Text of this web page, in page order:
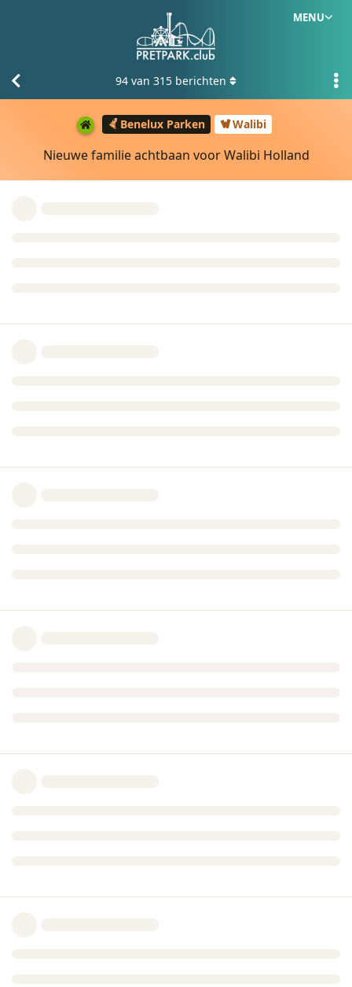
MENU
Benelux Parken Walibi
Nieuwe familie achtbaan voor Walibi Holland
94 van 315 berichten